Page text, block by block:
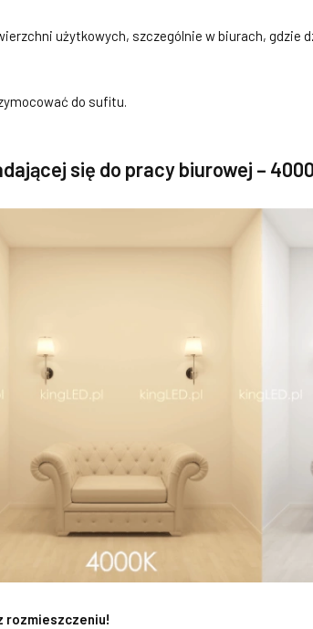
użytkowych, szczególnie w biurach, gdzie
do sufitu.
się do pracy biurowej –
rozmieszczeniu!